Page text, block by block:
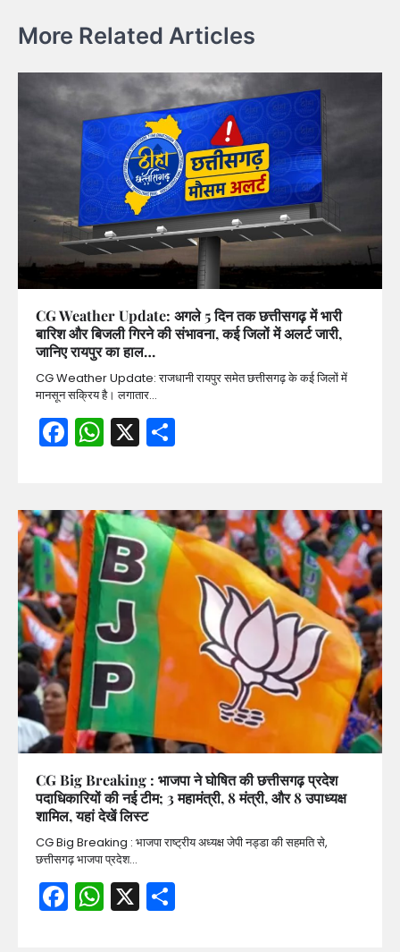
More Related Articles
CG Weather Update: अगले 5 दिन तक छत्तीसगढ़ में भारी
बारिश और बिजली गिरने की संभावना, कई जिलों में अलर्ट जारी,
जानिए रायपुर का हाल…
CG Weather Update: राजधानी रायपुर समेत छत्तीसगढ़ के कई जिलों में
मानसून सक्रिय है। लगातार…
Facebook
WhatsApp
X
CG Big Breaking : भाजपा ने घोषित की छत्तीसगढ़ प्रदेश
पदाधिकारियों की नई टीम; 3 महामंत्री, 8 मंत्री, और 8 उपाध्यक्ष
शामिल, यहां देखें लिस्ट
CG Big Breaking : भाजपा राष्ट्रीय अध्यक्ष जेपी नड्डा की सहमति से,
छत्तीसगढ़ भाजपा प्रदेश…
Facebook
WhatsApp
X